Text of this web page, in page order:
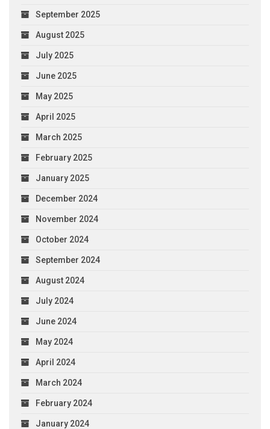
September 2025
August 2025
July 2025
June 2025
May 2025
April 2025
March 2025
February 2025
January 2025
December 2024
November 2024
October 2024
September 2024
August 2024
July 2024
June 2024
May 2024
April 2024
March 2024
February 2024
January 2024